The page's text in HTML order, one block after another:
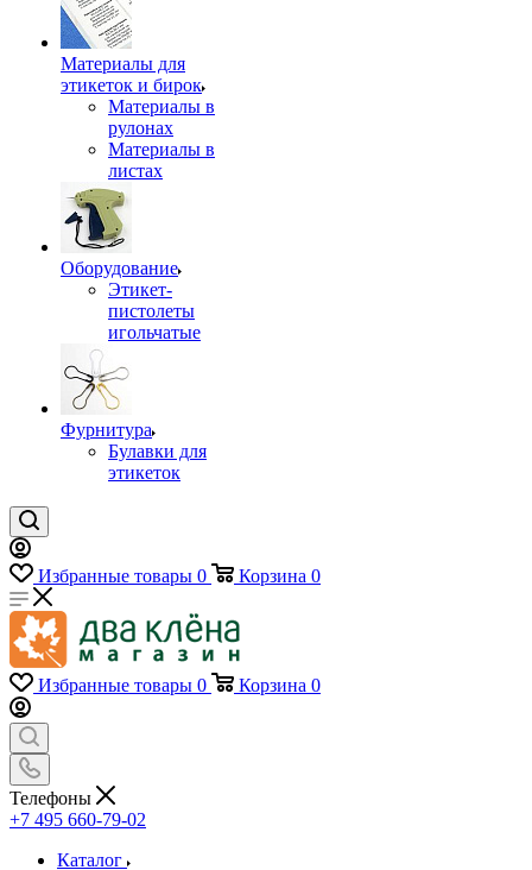
Материалы для
этикеток и бирок
Материалы в
рулонах
Материалы в
листах
Оборудование
Этикет-
пистолеты
игольчатые
Фурнитура
Булавки для
этикеток
Избранные товары 0 Корзина 0
Избранные товары 0 Корзина 0
Телефоны
+7 495 660-79-02
Каталог